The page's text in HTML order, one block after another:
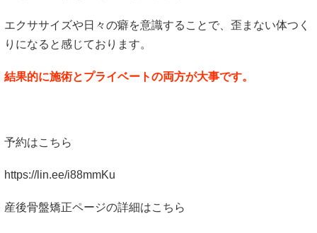
エクササイズや日々の癖を意識することで、歪まない体つく
りになると感じております。
結果的に施術とプライベートの両方が大事です。
予約はこちら
https://lin.ee/i88mmKu
産後骨盤矯正ページの詳細はこちら